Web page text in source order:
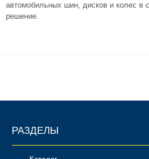
автомобильных шин, дисков и колес в
решение.
РАЗДЕЛЫ
Комплектующие для шкафов